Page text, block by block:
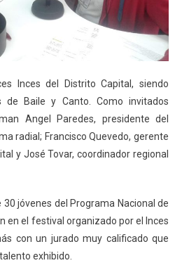
Inces del Distrito Capital, siendo
de Baile y Canto. Como invitados
Angel Paredes, presidente del
radial; Francisco Quevedo, gerente
y José Tovar, coordinador regional
jóvenes del Programa Nacional de
en el festival organizado por el Inces
con un jurado muy calificado que
exhibido.